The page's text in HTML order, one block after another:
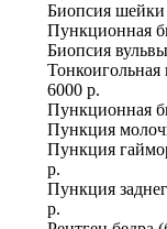
Биопсия
Пункционная
Биопсия
6000 р.
Пункционная
Пункция
Пункция
р.
Пункция
р.